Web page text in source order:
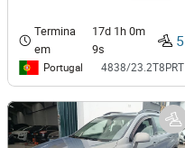
Termina
em
17d 1h 0m
9s
5
Portugal 4838/23.2T8PRT